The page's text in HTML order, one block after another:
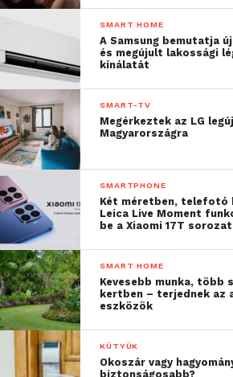
SMART HOME
A Samsung bemutatja
és megújult lakossági
kínálatát
SMART-TV
Megérkeztek az LG
Magyarországra
SMARTPHONE
Két méretben, telefotó
Leica Live Moment
be a Xiaomi 17T sorozat
SMART HOME
Kevesebb munka, több
kertben – terjednek az
eszközök
KÜTYÜK
Okoszár vagy
biztonságosabb?